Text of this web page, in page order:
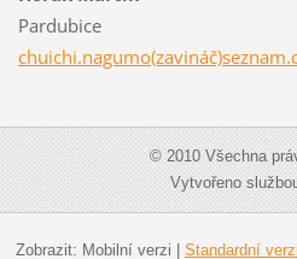
Pardubice
© 2010 Všechna
Vytvořeno
Zobrazit: Mobilní verzi | Standardní verzi